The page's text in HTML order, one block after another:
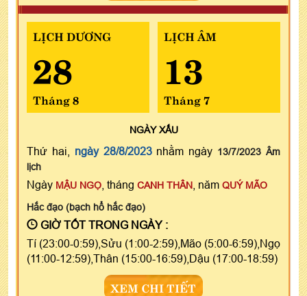
LỊCH DƯƠNG
28
Tháng 8
LỊCH ÂM
13
Tháng 7
NGÀYXẤU
Thứ hai, ngày 28/8/2023nhằm ngày 13/7/2023 Âm
lịch
Ngày MẬU NGỌ , tháng CANH THÂN , năm QUÝ MÃO
Hắc đạo (bạch hổ hắc đạo)
GIỜ TỐT TRONG NGÀY :
Tí (23:00-0:59),Sửu (1:00-2:59),Mão (5:00-6:59),Ngọ
(11:00-12:59),Thân (15:00-16:59),Dậu (17:00-18:59)
XEM CHI TIẾT